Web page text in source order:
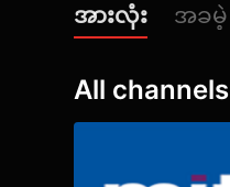
အားလုံး အခမဲ့
All channels